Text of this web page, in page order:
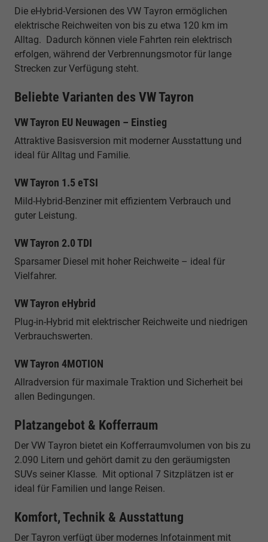
Die eHybrid-Versionen des VW Tayron ermöglichen
elektrische Reichweiten von bis zu etwa 120 km im
Alltag. Dadurch können viele Fahrten rein elektrisch
erfolgen, während der Verbrennungsmotor für lange
Strecken zur Verfügung steht.
Beliebte Varianten des VW Tayron
VW Tayron EU Neuwagen – Einstieg
Attraktive Basisversion mit moderner Ausstattung und
ideal für Alltag und Familie.
VW Tayron 1.5 eTSI
Mild-Hybrid-Benziner mit effizientem Verbrauch und
guter Leistung.
VW Tayron 2.0 TDI
Sparsamer Diesel mit hoher Reichweite – ideal für
Vielfahrer.
VW Tayron eHybrid
Plug-in-Hybrid mit elektrischer Reichweite und niedrigen
Verbrauchswerten.
VW Tayron 4MOTION
Allradversion für maximale Traktion und Sicherheit bei
allen Bedingungen.
Platzangebot & Kofferraum
Der VW Tayron bietet ein Kofferraumvolumen von bis zu
2.090 Litern und gehört damit zu den geräumigsten
SUVs seiner Klasse. Mit optional 7 Sitzplätzen ist er
ideal für Familien und lange Reisen.
Komfort, Technik & Ausstattung
Der Tayron verfügt über modernes Infotainment mit